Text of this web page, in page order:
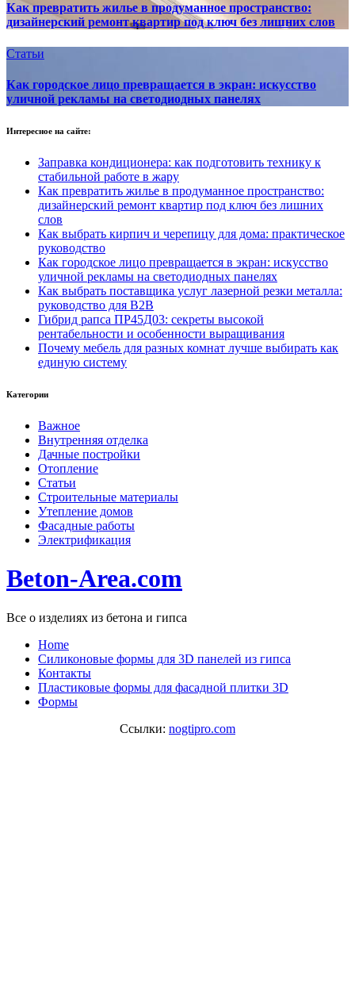
Как превратить жилье в продуманное пространство:
дизайнерский ремонт квартир под ключ без лишних слов
Статьи
Как городское лицо превращается в экран: искусство
уличной рекламы на светодиодных панелях
Интересное на сайте:
Заправка кондиционера: как подготовить технику к
стабильной работе в жару
Как превратить жилье в продуманное пространство:
дизайнерский ремонт квартир под ключ без лишних
слов
Как выбрать кирпич и черепицу для дома: практическое
руководство
Как городское лицо превращается в экран: искусство
уличной рекламы на светодиодных панелях
Как выбрать поставщика услуг лазерной резки металла:
руководство для B2B
Гибрид рапса ПР45Д03: секреты высокой
рентабельности и особенности выращивания
Почему мебель для разных комнат лучше выбирать как
единую систему
Категории
Важное
Внутренняя отделка
Дачные постройки
Отопление
Статьи
Строительные материалы
Утепление домов
Фасадные работы
Электрификация
Beton-Area.com
Все о изделиях из бетона и гипса
Home
Cиликоновые формы для 3D панелей из гипса
Контакты
Пластиковые формы для фасадной плитки 3D
Формы
Ссылки: nogtipro.com